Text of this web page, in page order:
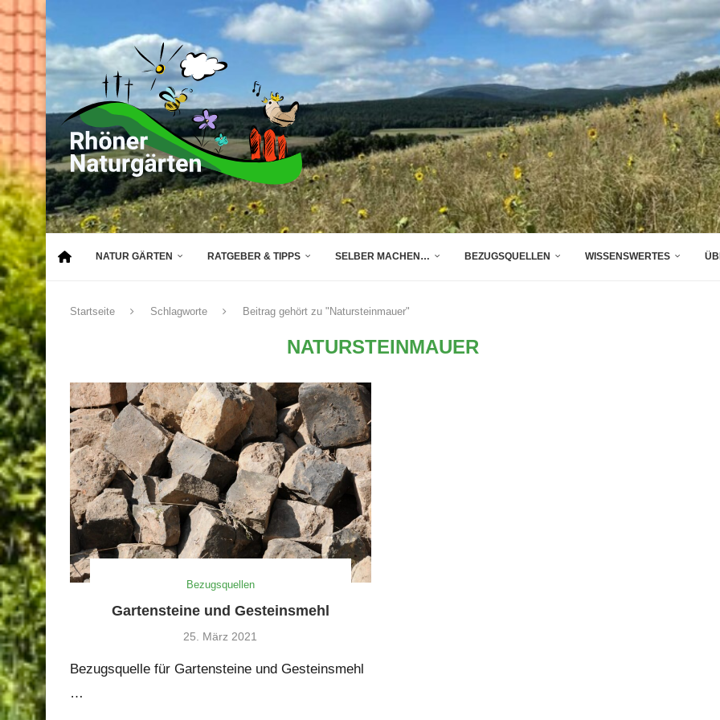
NATUR GÄRTEN RATGEBER & TIPPS SELBER MACHEN… BEZUGSQUELLEN WISSENSWERTES
Startseite Schlagworte Beitrag gehört zu "Natursteinmauer"
NATURSTEINMAUER
Bezugsquellen
Gartensteine und Gesteinsmehl
25. März 2021
Bezugsquelle für Gartensteine und Gesteinsmehl
…